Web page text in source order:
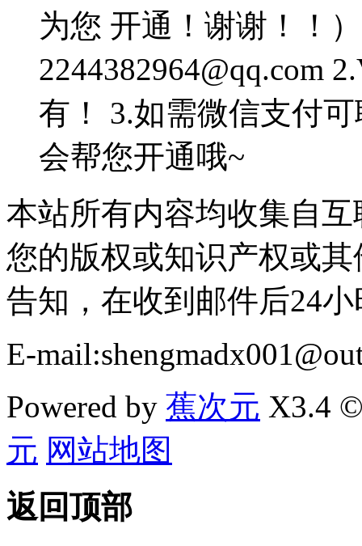
为您 开通！谢谢！！
2244382964@qq.com
有！ 3.如需微信支付
会帮您开通哦~
本站所有内容均收集自
您的版权或知识产权或
告知，在收到邮件后24
E-
Powered by 蕉次元 X3.4
元 网站地图
返回顶部